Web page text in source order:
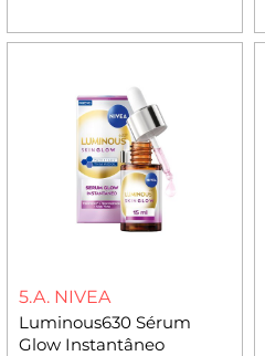
5.A. NIVEA
Luminous630 Sérum
Glow Instantâneo